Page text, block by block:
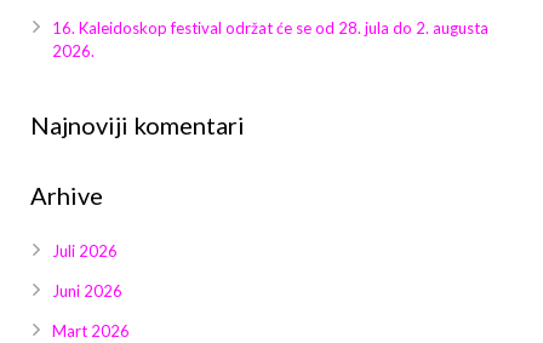
Galerija 2022
Galerija 2024
Galerija 2025
16. Kaleidoskop festival održat će se od 28. jula do 2. augusta
2026.
Najnoviji komentari
Arhive
Juli 2026
Juni 2026
Mart 2026